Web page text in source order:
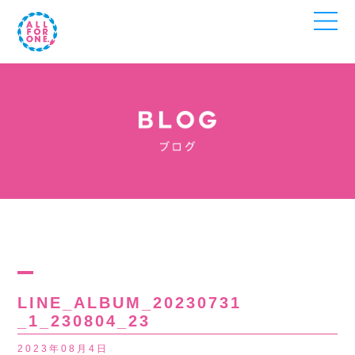
LINE_ALBUM_20230731
_1_230804_23
2023年08月4日